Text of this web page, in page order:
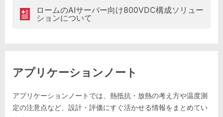
ロームのAIサーバー向け800VDC構成ソリュー
ションについて
アプリケーションノート
アプリケーションノートでは、熱抵抗・放熱の考え方や温度測
定の注意点など、設計・評価にすぐ活かせる情報をまとめてい